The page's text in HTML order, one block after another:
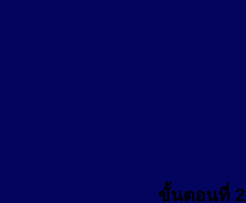
ขั้นตอนที่ 2